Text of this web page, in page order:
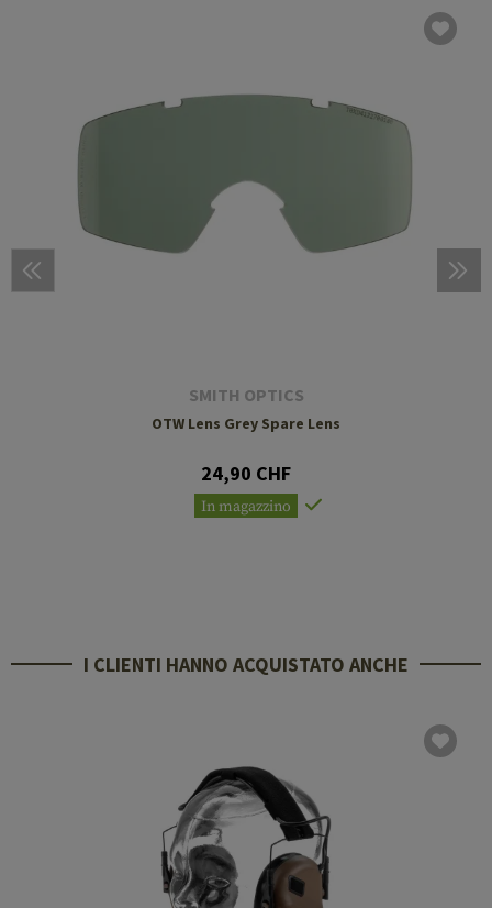
SMITH OPTICS
OTW Lens Grey Spare Lens
24,90 CHF
In magazzino
I CLIENTI HANNO ACQUISTATO ANCHE